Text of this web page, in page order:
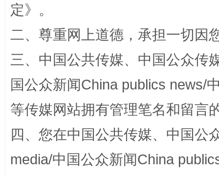
站台名比不上好声名
定》。
二、尊重网上道德，承担一切因
三、中国公共传媒、中国公众传
国公众新闻China publics news/
等传媒网站拥有管理笔名和留言
四、您在中国公共传媒、中国公
media/中国公众新闻China